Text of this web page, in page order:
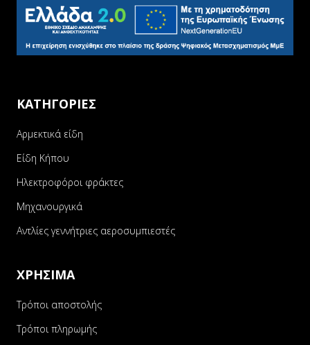
ΚΑΤΗΓΟΡΙΕΣ
Αρμεκτικά είδη
Είδη Κήπου
Ηλεκτροφόροι φράκτες
Μηχανουργικά
Αντλίες γεννήτριες αεροσυμπιεστές
ΧΡΗΣΙΜΑ
Τρόποι αποστολής
Τρόποι πληρωμής